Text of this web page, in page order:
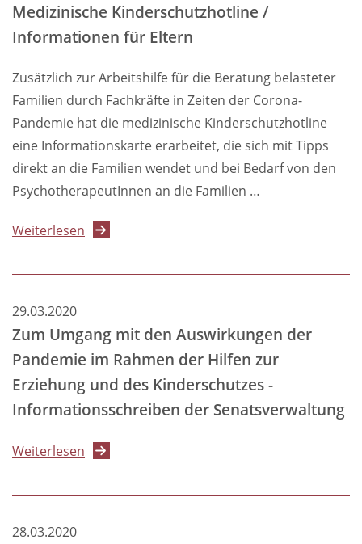
Versorgungskonzept
der
Berlin
für
Berlins
Schulen
Medizinische Kinderschutzhotline /
Informationen für Eltern
Zusätzlich zur Arbeitshilfe für die Beratung belasteter
Familien durch Fachkräfte in Zeiten der Corona-
Pandemie hat die medizinische Kinderschutzhotline
eine Informationskarte erarbeitet, die sich mit Tipps
direkt an die Familien wendet und bei Bedarf von den
PsychotherapeutInnen an die Familien …
Weiterlesen über
Kinderschutzhotline
für
Eltern
29.03.2020
Zum Umgang mit den Auswirkungen der
Pandemie im Rahmen der Hilfen zur
Erziehung und des Kinderschutzes -
Informationsschreiben der Senatsverwaltung
Weiterlesen über
Umgang
28.03.2020